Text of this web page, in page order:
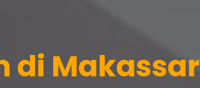
di Makassar